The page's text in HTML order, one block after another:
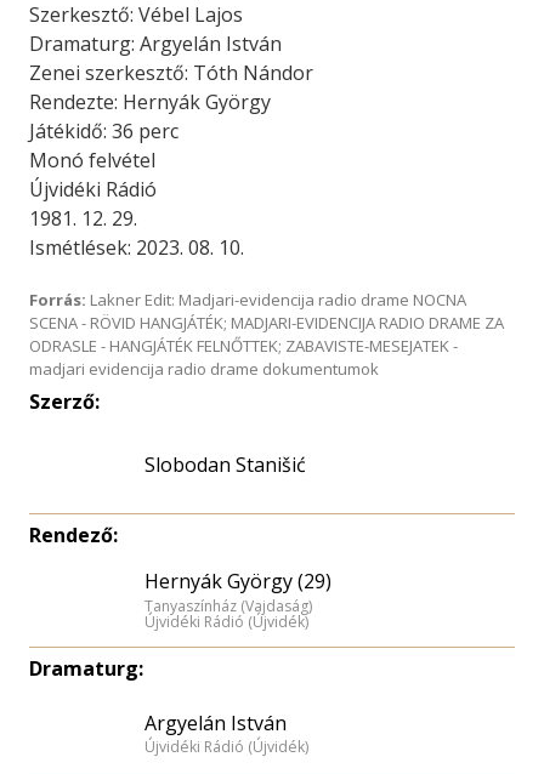
Szerkesztő: Vébel Lajos
Dramaturg: Argyelán István
Zenei szerkesztő: Tóth Nándor
Rendezte: Hernyák György
Játékidő: 36 perc
Monó felvétel
Újvidéki Rádió
1981. 12. 29.
Ismétlések: 2023. 08. 10.
Forrás: Lakner Edit: Madjari-evidencija radio drame NOCNA
SCENA - RÖVID HANGJÁTÉK; MADJARI-EVIDENCIJA RADIO DRAME ZA
ODRASLE - HANGJÁTÉK FELNŐTTEK; ZABAVISTE-MESEJATEK -
madjari evidencija radio drame dokumentumok
Szerző:
Slobodan Stanišić
Rendező:
Hernyák György (29)
Tanyaszínház (Vajdaság)
Újvidéki Rádió (Újvidék)
Dramaturg:
Argyelán István
Újvidéki Rádió (Újvidék)